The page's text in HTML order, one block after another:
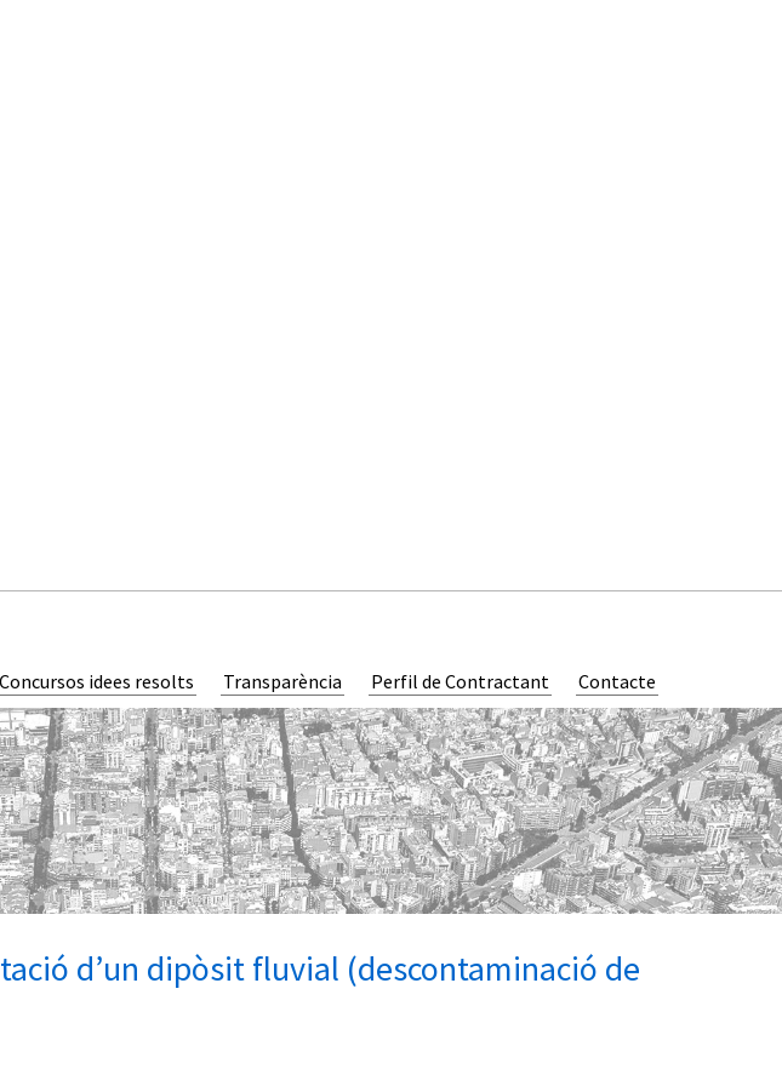
Concursos idees resolts Transparència Perfil de Contractant Contacte
d’un dipòsit fluvial (descontaminació de